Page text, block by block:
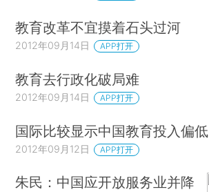
教育改革不宜摸着石头过河
2012年09月14日 APP打开
教育去行政化破局难
2012年09月14日 APP打开
国际比较显示中国教育投入偏低
2012年09月12日 APP打开
朱民：中国应开放服务业并降